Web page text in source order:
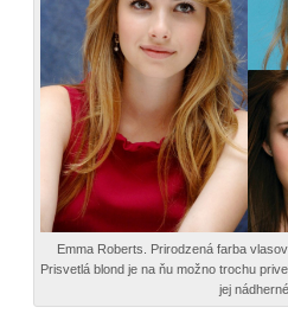
Emma Roberts. Prirodzená farba
Prisvetlá blond je na ňu možno trochu
jej